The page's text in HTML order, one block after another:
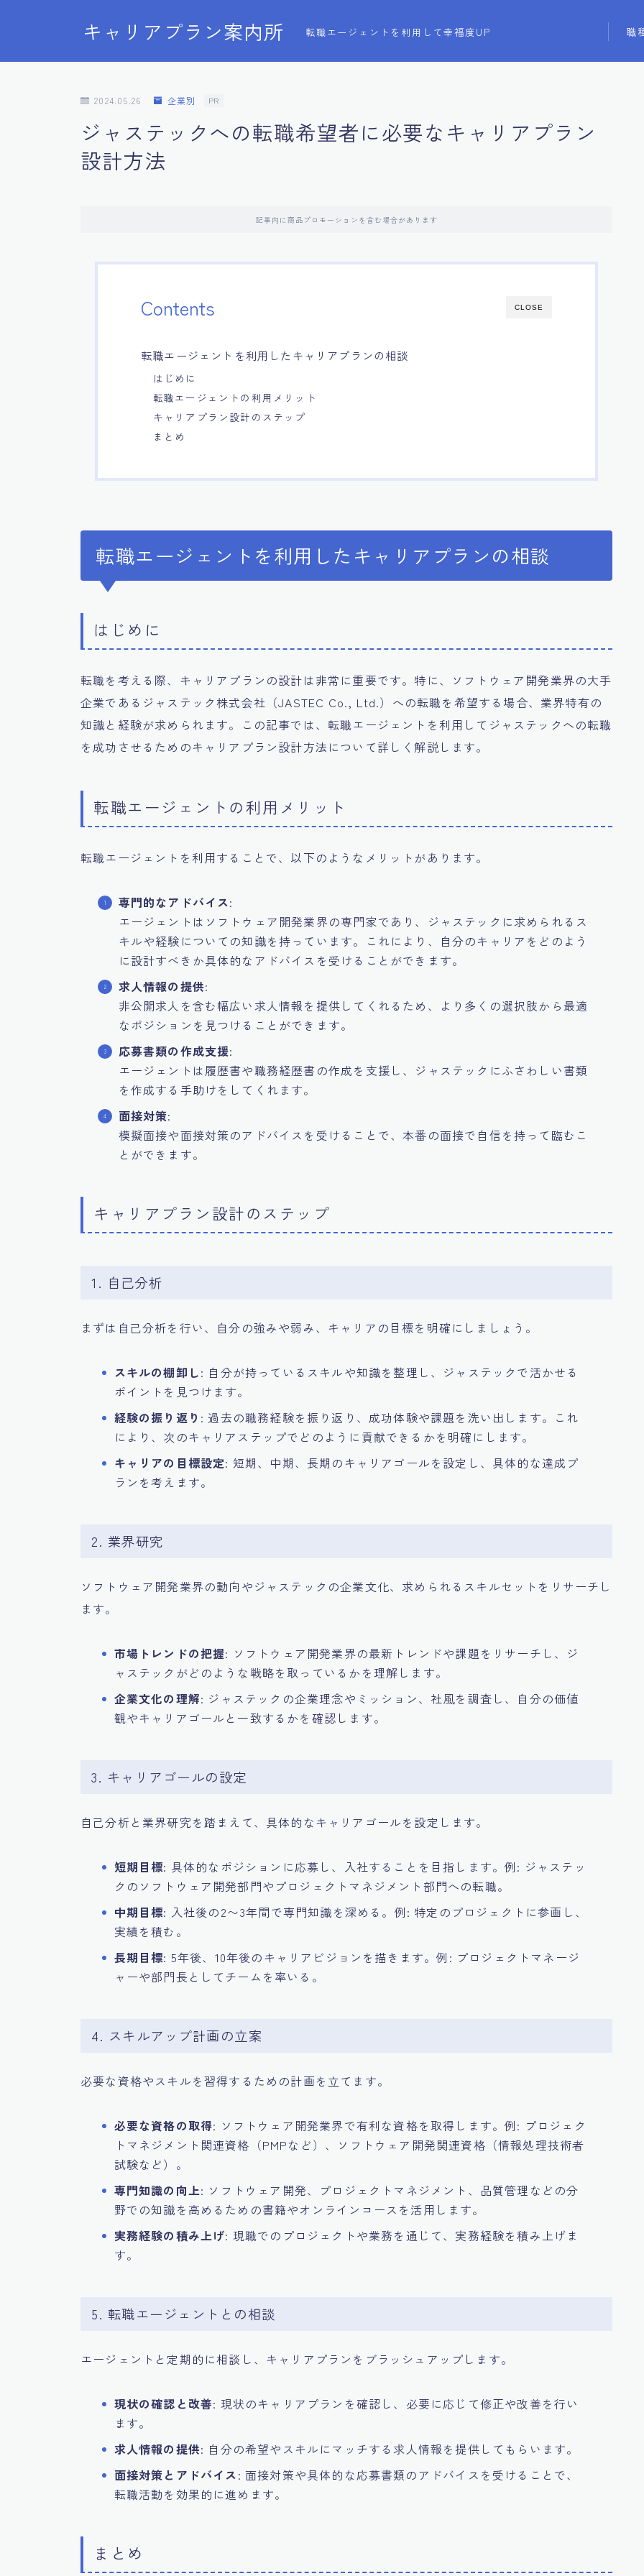
キャリアプラン案内所 転職エージェントを利用して幸福度UP 職
2024.05.26 企業別 PR
ジャステックへの転職希望者に必要なキャリアプラン
設計方法
記事内に商品プロモーションを含む場合があります
CLOSE
Contents
転職エージェントを利用したキャリアプランの相談
はじめに
転職エージェントの利用メリット
キャリアプラン設計のステップ
まとめ
転職エージェントを利用したキャリアプランの相談
はじめに
転職を考える際、キャリアプランの設計は非常に重要です。特に、ソフトウェア開発業界の大手
企業であるジャステック株式会社（JASTEC Co., Ltd.）への転職を希望する場合、業界特有の
知識と経験が求められます。この記事では、転職エージェントを利用してジャステックへの転職
を成功させるためのキャリアプラン設計方法について詳しく解説します。
転職エージェントの利用メリット
転職エージェントを利用することで、以下のようなメリットがあります。
専門的なアドバイス:
エージェントはソフトウェア開発業界の専門家であり、ジャステックに求められるス
キルや経験についての知識を持っています。これにより、自分のキャリアをどのよう
に設計すべきか具体的なアドバイスを受けることができます。
求人情報の提供:
非公開求人を含む幅広い求人情報を提供してくれるため、より多くの選択肢から最適
なポジションを見つけることができます。
応募書類の作成支援:
エージェントは履歴書や職務経歴書の作成を支援し、ジャステックにふさわしい書類
を作成する手助けをしてくれます。
面接対策:
模擬面接や面接対策のアドバイスを受けることで、本番の面接で自信を持って臨むこ
とができます。
キャリアプラン設計のステップ
1. 自己分析
まずは自己分析を行い、自分の強みや弱み、キャリアの目標を明確にしましょう。
スキルの棚卸し: 自分が持っているスキルや知識を整理し、ジャステックで活かせる
ポイントを見つけます。
経験の振り返り : 過去の職務経験を振り返り、成功体験や課題を洗い出します。これ
により、次のキャリアステップでどのように貢献できるかを明確にします。
キャリアの目標設定: 短期、中期、長期のキャリアゴールを設定し、具体的な達成プ
ランを考えます。
2. 業界研究
ソフトウェア開発業界の動向やジャステックの企業文化、求められるスキルセットをリサーチし
ます。
市場トレンドの把握: ソフトウェア開発業界の最新トレンドや課題をリサーチし、ジ
ャステックがどのような戦略を取っているかを理解します。
企業文化の理解: ジャステックの企業理念やミッション、社風を調査し、自分の価値
観やキャリアゴールと一致するかを確認します。
3. キャリアゴールの設定
自己分析と業界研究を踏まえて、具体的なキャリアゴールを設定します。
短期目標: 具体的なポジションに応募し、入社することを目指します。例: ジャステッ
クのソフトウェア開発部門やプロジェクトマネジメント部門への転職。
中期目標: 入社後の2〜3年間で専門知識を深める。例: 特定のプロジェクトに参画し、
実績を積む。
長期目標: 5年後、10年後のキャリアビジョンを描きます。例: プロジェクトマネージ
ャーや部門長としてチームを率いる。
4. スキルアップ計画の立案
必要な資格やスキルを習得するための計画を立てます。
必要な資格の取得: ソフトウェア開発業界で有利な資格を取得します。例: プロジェク
トマネジメント関連資格（PMPなど）、ソフトウェア開発関連資格（情報処理技術者
試験など）。
専門知識の向上: ソフトウェア開発、プロジェクトマネジメント、品質管理などの分
野での知識を高めるための書籍やオンラインコースを活用します。
実務経験の積み上げ: 現職でのプロジェクトや業務を通じて、実務経験を積み上げま
す。
5. 転職エージェントとの相談
エージェントと定期的に相談し、キャリアプランをブラッシュアップします。
現状の確認と改善: 現状のキャリアプランを確認し、必要に応じて修正や改善を行い
ます。
求人情報の提供: 自分の希望やスキルにマッチする求人情報を提供してもらいます。
面接対策とアドバイス: 面接対策や具体的な応募書類のアドバイスを受けることで、
転職活動を効果的に進めます。
まとめ